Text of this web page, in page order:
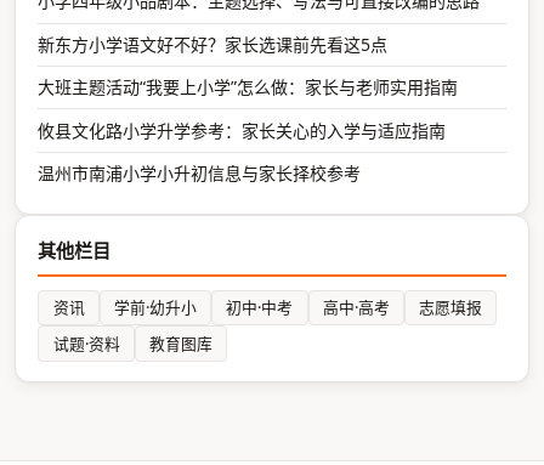
新东方小学语文好不好？家长选课前先看这5点
大班主题活动“我要上小学”怎么做：家长与老师实用指南
攸县文化路小学升学参考：家长关心的入学与适应指南
温州市南浦小学小升初信息与家长择校参考
其他栏目
资讯 学前·幼升小 初中·中考 高中·高考
志愿填报
试题·资料
教育图库